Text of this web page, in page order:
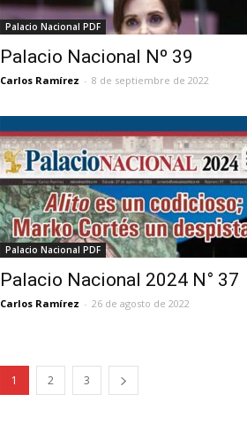
Palacio Nacional PDF
Palacio Nacional Nº 39
Carlos Ramírez - 8 de septiembre de 2022
Palacio Nacional PDF
Palacio Nacional 2024 N° 37
Carlos Ramírez - 26 de agosto de 2022
1 2 3